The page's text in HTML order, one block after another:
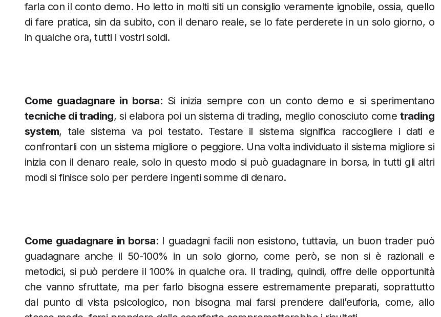
farla con il conto demo. Ho letto in molti siti un consiglio veramente ignobile, ossia, quello
di fare pratica, sin da subito, con il denaro reale, se lo fate perderete in un solo giorno, o
in qualche ora, tutti i vostri soldi.
Come guadagnare in borsa: Si inizia sempre con un conto demo e si sperimentano
tecniche di trading, si elabora poi un sistema di trading, meglio conosciuto cometrading
system, tale sistema va poi testato. Testare il sistema significa raccogliere i dati e
confrontarli con un sistema migliore o peggiore. Una volta individuato il sistema migliore si
inizia con il denaro reale, solo in questo modo si può guadagnare in borsa, in tutti gli altri
modi si finisce solo per perdere ingenti somme di denaro.
Come guadagnare in borsa: I guadagni facili non esistono, tuttavia, un buon trader può
guadagnare anche il 50-100% in un solo giorno, come però, se non si è razionali e
metodici, si può perdere il 100% in qualche ora. Il trading, quindi, offre delle opportunità
che vanno sfruttate, ma per farlo bisogna essere estremamente preparati, soprattutto
dal punto di vista psicologico, non bisogna mai farsi prendere dall’euforia, come, allo